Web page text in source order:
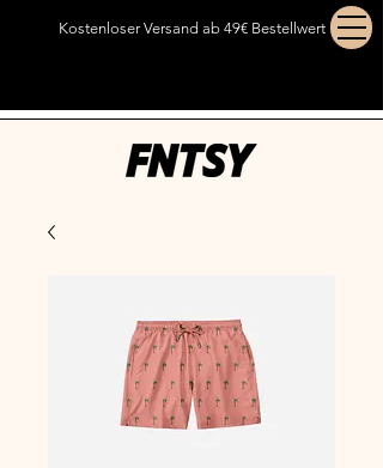
Kostenloser Versand ab 49€ Bestellwert